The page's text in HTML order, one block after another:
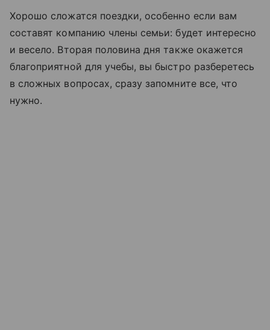
Хорошо сложатся поездки, особенно если вам
составят компанию члены семьи: будет интересно
и весело. Вторая половина дня также окажется
благоприятной для учебы, вы быстро разберетесь
в сложных вопросах, сразу запомните все, что
нужно.